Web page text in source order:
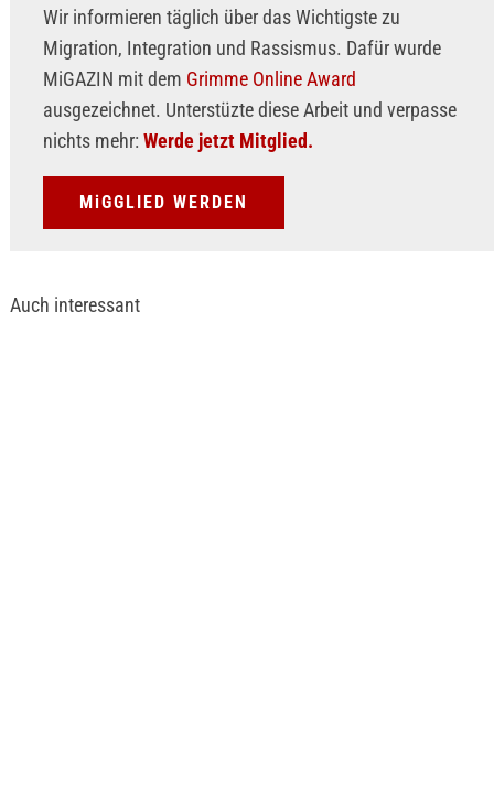
Wir informieren täglich über das Wichtigste zu
Migration, Integration und Rassismus. Dafür wurde
MiGAZIN mit dem Grimme Online Award
ausgezeichnet. Unterstüzte diese Arbeit und verpasse
nichts mehr: Werde jetzt Mitglied.
MiGGLIED WERDEN
Auch interessant